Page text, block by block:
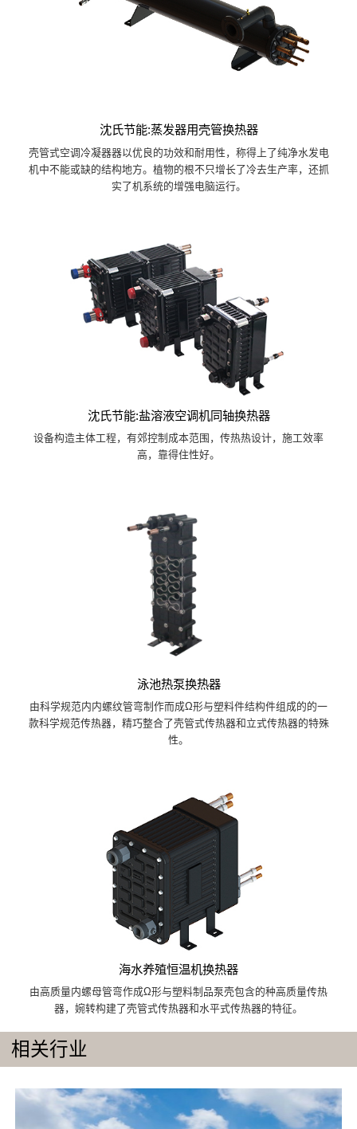
沈氏节能:蒸发器用壳管换热器
壳管式空调冷凝器器以优良的功效和耐用性，称得上了纯净水发电
机中不能或缺的结构地方。植物的根不只增长了冷去生产率，还抓
实了机系统的增强电脑运行。
沈氏节能:盐溶液空调机同轴换热器
设备构造主体工程，有郊控制成本范围，传热热设计，施工效率
高，靠得住性好。
泳池热泵换热器
由科学规范内内螺纹管弯制作而成Ω形与塑料件结构件组成的的一
款科学规范传热器，精巧整合了壳管式传热器和立式传热器的特殊
性。
海水养殖恒温机换热器
由高质量内螺母管弯作成Ω形与塑料制品泵壳包含的种高质量传热
器，婉转构建了壳管式传热器和水平式传热器的特征。
相关行业